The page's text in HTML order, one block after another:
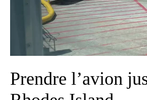
Prendre l’avion